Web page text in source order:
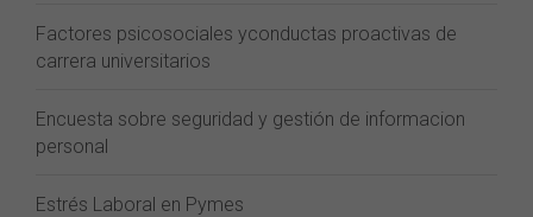
Factores psicosociales yconductas proactivas de
carrera universitarios
Encuesta sobre seguridad y gestión de informacion
personal
Estrés Laboral en Pymes